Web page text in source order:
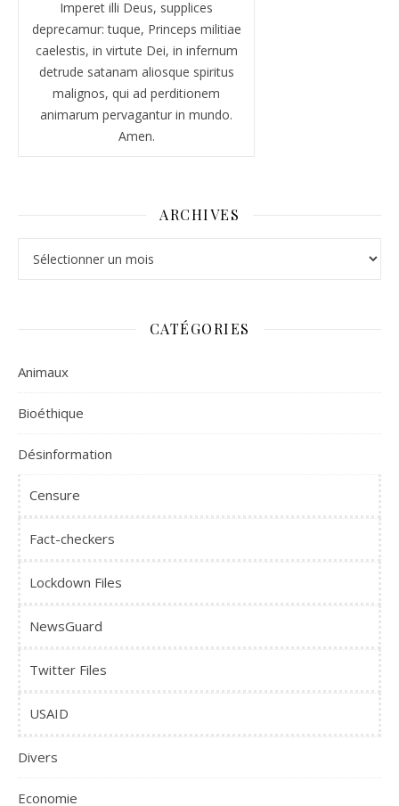
Imperet illi Deus, supplices
deprecamur: tuque, Princeps militiae
caelestis, in virtute Dei, in infernum
detrude satanam aliosque spiritus
malignos, qui ad perditionem
animarum pervagantur in mundo.
Amen.
ARCHIVES
CATÉGORIES
Animaux
Bioéthique
Désinformation
Censure
Fact-checkers
Lockdown Files
NewsGuard
Twitter Files
USAID
Divers
Economie